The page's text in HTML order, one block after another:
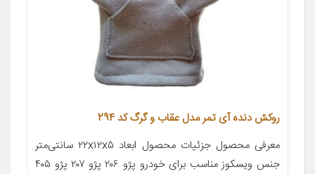
روکش دنده آی تمر مدل عقاب و گرگ کد 294
معرفی محصول جزئیات محصول ابعاد ۲۲x۱۲x۵ سانتی‌متر
جنس ویسکوز مناسب برای خودرو پژو ۲۰۶ پژو ۲۰۷ پژو ۴۰۵